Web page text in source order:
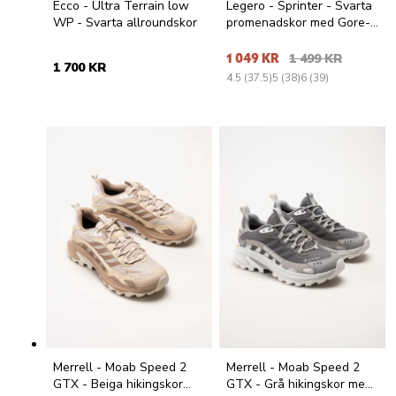
Ecco - Ultra Terrain low
WP - Svarta allroundskor
1 700 KR
Legero - Sprinter - Svarta
promenadskor med Gore-
1 049 KR 1 499 KR
4.5 (37.5)5 (38)6 (39)
Merrell - Moab Speed 2
GTX - Beiga hikingskor
Merrell - Moab Speed 2
GTX - Grå hikingskor med